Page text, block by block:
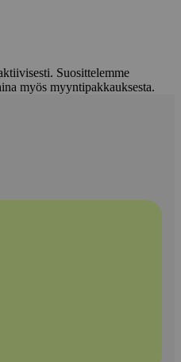
Suosittelemme
myös myyntipakkauksesta.